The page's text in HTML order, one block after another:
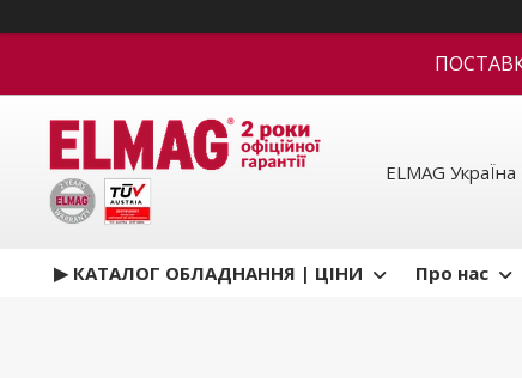
ELMAG УкраЇна
▶ КАТАЛОГ ОБЛАДНАННЯ | ЦІНИ Про нас